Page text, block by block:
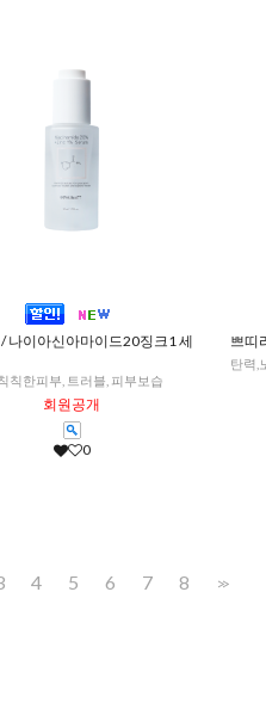
나이아신아마이드20징크1 세
칙한피부, 트러블, 피부보습
회원공개
0
쁘띠
탄력,
4 5 6 7 8 >>